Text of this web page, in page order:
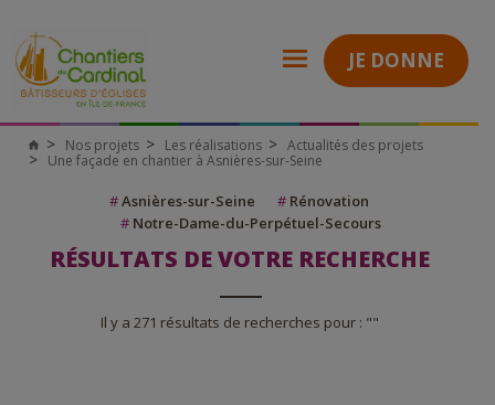
JE DONNE
Nos projets Les réalisations
Actualités des projets
Une façade en chantier à Asnières-sur-Seine
#Asnières-sur-Seine # Rénovation
#Notre-Dame-du-Perpétuel-Secours
RÉSULTATS DE VOTRE RECHERCHE
Il y a 271 résultats de recherches pour : ""